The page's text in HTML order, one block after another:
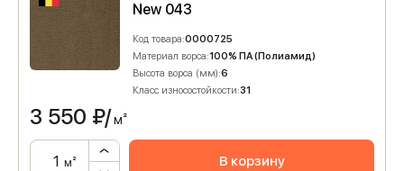
New 043
Код товара:0000725
Материал ворса:100% ПА (Полиамид)
Высота ворса (мм):6
Класс износостойкости:31
3 550 ₽/м²
м² В корзину